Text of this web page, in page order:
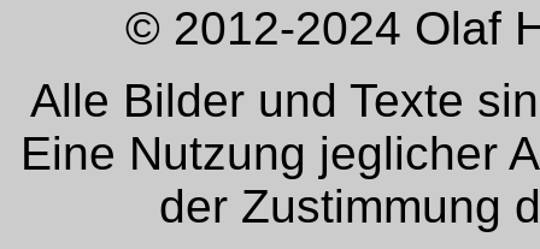
© 2012-2024 Olaf
Alle Bilder und Texte
Eine Nutzung jeglicher
der Zustimmung